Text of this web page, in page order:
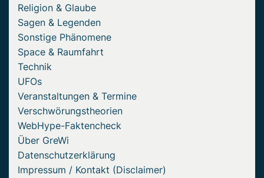
Religion & Glaube
Sagen & Legenden
Sonstige Phänomene
Space & Raumfahrt
Technik
UFOs
Veranstaltungen & Termine
Verschwörungstheorien
WebHype-Faktencheck
Über GreWi
Datenschutzerklärung
Impressum / Kontakt (Disclaimer)